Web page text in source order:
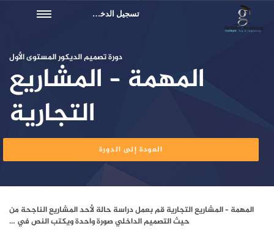
تسجيل الدخول
دورة تصميم الديكور المستوى الأول
المهمة – المشاريع
التجارية
العودة إلى الدورة
المهمة – المشاريع التجارية قم بعمل دراسة حالة لأحد المشاريع الناجحة من
حيث التصميم الداخلي صورة واحدة ويكتب النص في …